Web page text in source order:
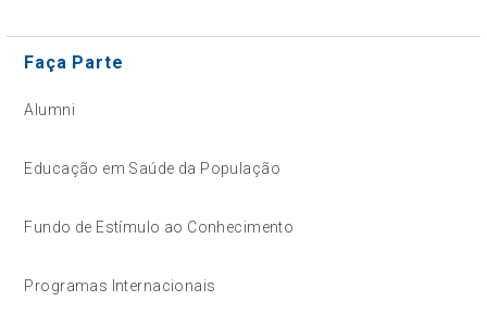
Faça Parte
Alumni
Educação em Saúde da População
Fundo de Estímulo ao Conhecimento
Programas Internacionais